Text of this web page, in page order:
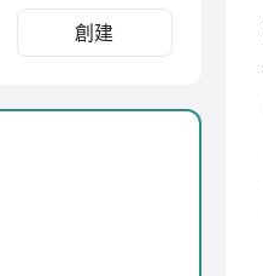
創建